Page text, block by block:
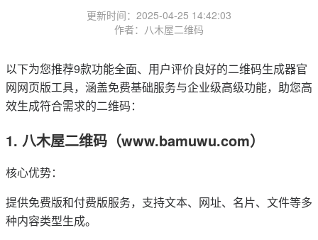
更新时间：2025-04-25 14:42:03
作者：八木屋二维码
以下为您推荐9款功能全面、用户评价良好的二维码生成器官
网网页版工具，涵盖免费基础服务与企业级高级功能，助您高
效生成符合需求的二维码：
1. 八木屋二维码（www.bamuwu.com）
核心优势：
提供免费版和付费版服务，支持文本、网址、名片、文件等多
种内容类型生成。